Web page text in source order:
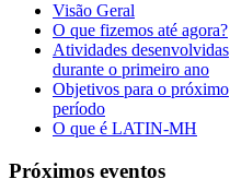
Visão Geral
O que fizemos até agora?
Atividades desenvolvidas
durante o primeiro ano
Objetivos para o próximo
período
O que é LATIN-MH
Próximos eventos